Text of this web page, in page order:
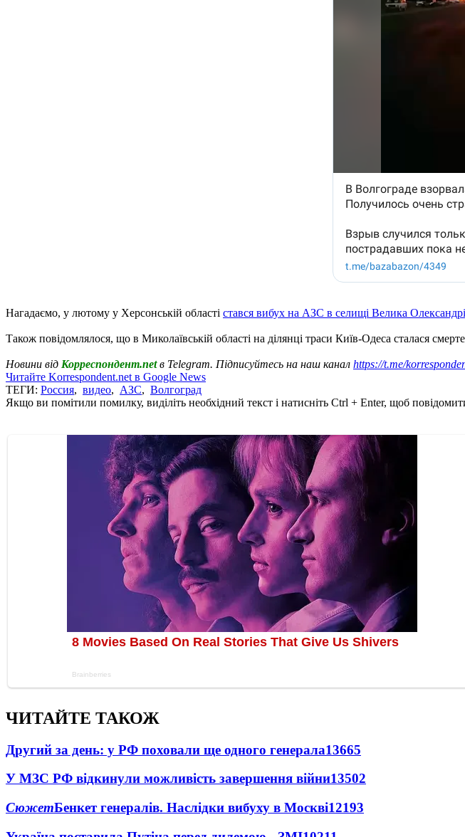
Нагадаємо, у лютому у Херсонській області стався вибух на АЗС в селищі Велика
Також повідомлялося, що в Миколаївській області на ділянці траси Київ-Одеса сталася
Новини від Корреспондент.netв Telegram. Підписуйтесь на наш канал https://t.me/
Читайте Korrespondent.net в Google News
ТЕГИ: Россия, видео, АЗС, Волгоград
Якщо ви помітили помилку, виділіть необхідний текст і натисніть Ctrl + Enter, щоб
ЧИТАЙТЕ ТАКОЖ
Другий за день: у РФ поховали ще одного генерала13665
У МЗС РФ відкинули можливість завершення війни13502
СюжетБенкет генералів. Наслідки вибуху в Москві12193